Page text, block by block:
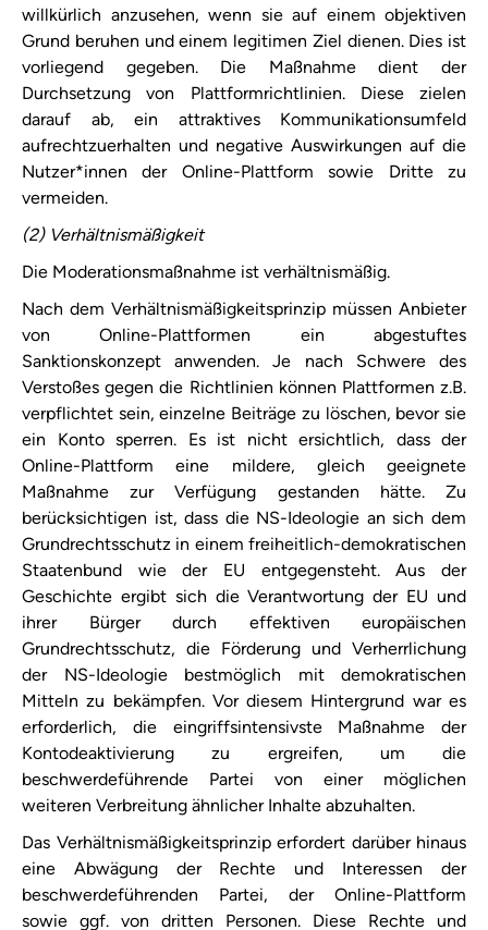
willkürlich anzusehen, wenn sie auf einem objektiven
Grund beruhen und einem legitimen Ziel dienen. Dies ist
vorliegend gegeben. Die Maßnahme dient der
Durchsetzung von Plattformrichtlinien. Diese zielen
darauf ab, ein attraktives Kommunikationsumfeld
aufrechtzuerhalten und negative Auswirkungen auf die
Nutzer*innen der Online-Plattform sowie Dritte zu
vermeiden.
(2) Verhältnismäßigkeit
Die Moderationsmaßnahme ist verhältnismäßig.
Nach dem Verhältnismäßigkeitsprinzip müssen Anbieter
von Online-Plattformen ein abgestuftes
Sanktionskonzept anwenden. Je nach Schwere des
Verstoßes gegen die Richtlinien können Plattformen z.B.
verpflichtet sein, einzelne Beiträge zu löschen, bevor sie
ein Konto sperren. Es ist nicht ersichtlich, dass ​der
Online-Plattform​ eine mildere, gleich geeignete
Maßnahme zur Verfügung gestanden hätte. Zu
berücksichtigen ist, dass die NS-Ideologie an sich dem
Grundrechtsschutz in einem freiheitlich-demokratischen
Staatenbund wie der EU entgegensteht. Aus der
Geschichte ergibt sich die Verantwortung der EU und
ihrer Bürger durch effektiven europäischen
Grundrechtsschutz, die Förderung und Verherrlichung
der NS-Ideologie bestmöglich mit demokratischen
Mitteln zu bekämpfen. Vor diesem Hintergrund war es
erforderlich, die eingriffsintensivste Maßnahme der
Kontodeaktivierung zu ergreifen, um die
beschwerdeführende Partei von einer möglichen
weiteren Verbreitung ähnlicher Inhalte abzuhalten.
Das Verhältnismäßigkeitsprinzip erfordert darüber hinaus
eine Abwägung der Rechte und Interessen der
beschwerdeführenden Partei, der Online-Plattform
sowie ggf. von dritten Personen. Diese Rechte und